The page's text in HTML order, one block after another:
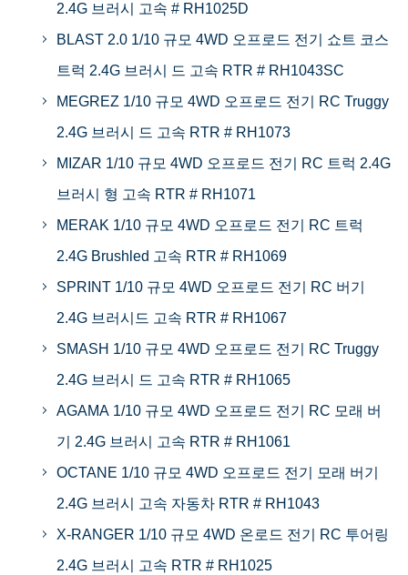
2.4G 브러시 고속 # RH1025D
BLAST 2.0 1/10 규모 4WD 오프로드 전기 쇼트 코스
트럭 2.4G 브러시 드 고속 RTR # RH1043SC
MEGREZ 1/10 규모 4WD 오프로드 전기 RC Truggy
2.4G 브러시 드 고속 RTR # RH1073
MIZAR 1/10 규모 4WD 오프로드 전기 RC 트럭 2.4G
브러시 형 고속 RTR # RH1071
MERAK 1/10 규모 4WD 오프로드 전기 RC 트럭
2.4G Brushled 고속 RTR # RH1069
SPRINT 1/10 규모 4WD 오프로드 전기 RC 버기
2.4G 브러시드 고속 RTR # RH1067
SMASH 1/10 규모 4WD 오프로드 전기 RC Truggy
2.4G 브러시 드 고속 RTR # RH1065
AGAMA 1/10 규모 4WD 오프로드 전기 RC 모래 버
기 2.4G 브러시 고속 RTR # RH1061
OCTANE 1/10 규모 4WD 오프로드 전기 모래 버기
2.4G 브러시 고속 자동차 RTR # RH1043
X-RANGER 1/10 규모 4WD 온로드 전기 RC 투어링
2.4G 브러시 고속 RTR # RH1025